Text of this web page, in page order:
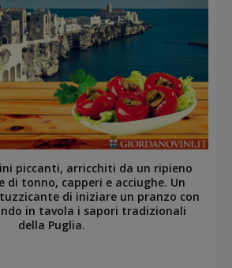
piccanti, arricchiti da un ripieno
di tonno, capperi e acciughe. Un
di iniziare un pranzo con
in tavola i sapori tradizionali
della Puglia.